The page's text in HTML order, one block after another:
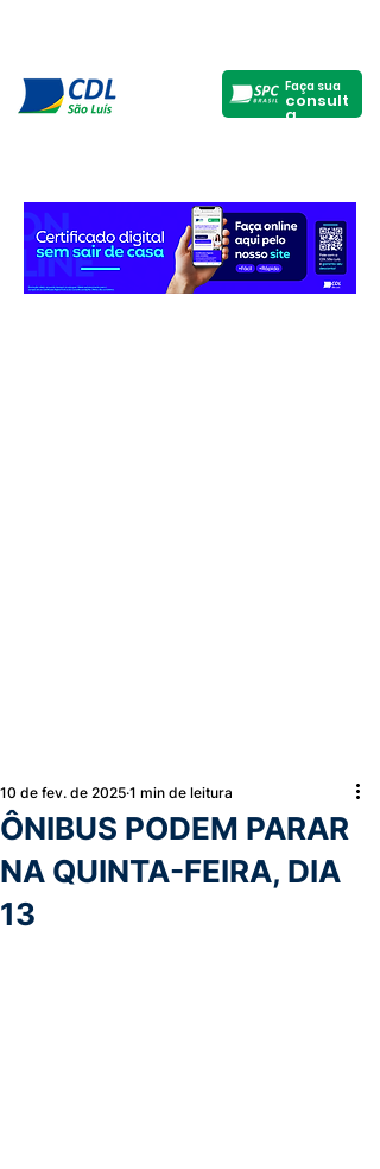
Faça sua
consult
a
ÔNIBUS PODEM PARAR
NA QUINTA-FEIRA, DIA
13
10 de fev. de 2025 1 min de leitura